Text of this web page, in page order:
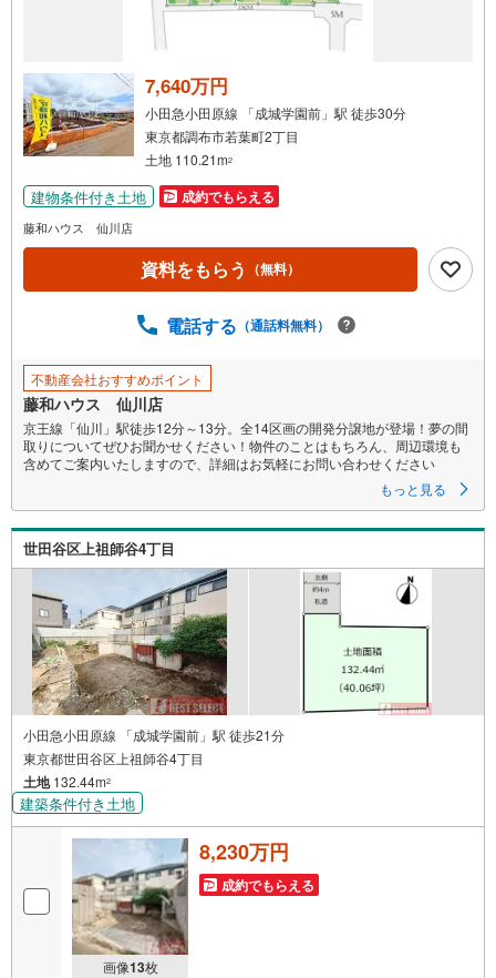
る
・
条
件
マ
イ
ペ
ジ
存
す
る
7,640万円
小田急小田原線 「成城学園前」駅 徒歩30分
東京都調布市若葉町2丁目
土地 110.21m2
建物条件付き土地 成約でもらえる
藤和ハウス 仙川店
資料をもらう （無料）
電話する （通話料無料）
不動産会社おすすめポイント
藤和ハウス 仙川店
京王線「仙川」駅徒歩12分～13分。全14区画の開発分譲地が登場！夢の間
取りについてぜひお聞かせください！物件のことはもちろん、周辺環境も
含めてご案内いたしますので、詳細はお気軽にお問い合わせください
もっと見る
世田谷区上祖師谷4丁目
小田急小田原線 「成城学園前」駅 徒歩21分
東京都世田谷区上祖師谷4丁目
土地132.44m2
建築条件付き土地
画像13枚
8,230万円
成約でもらえる